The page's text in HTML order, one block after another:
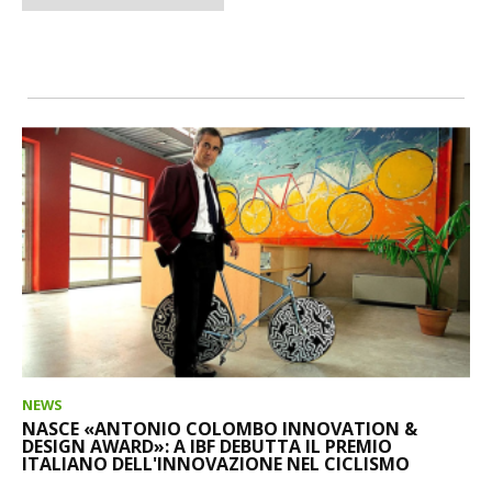
NEWS
NASCE «ANTONIO COLOMBO INNOVATION &
DESIGN AWARD»: A IBF DEBUTTA IL PREMIO
ITALIANO DELL'INNOVAZIONE NEL CICLISMO